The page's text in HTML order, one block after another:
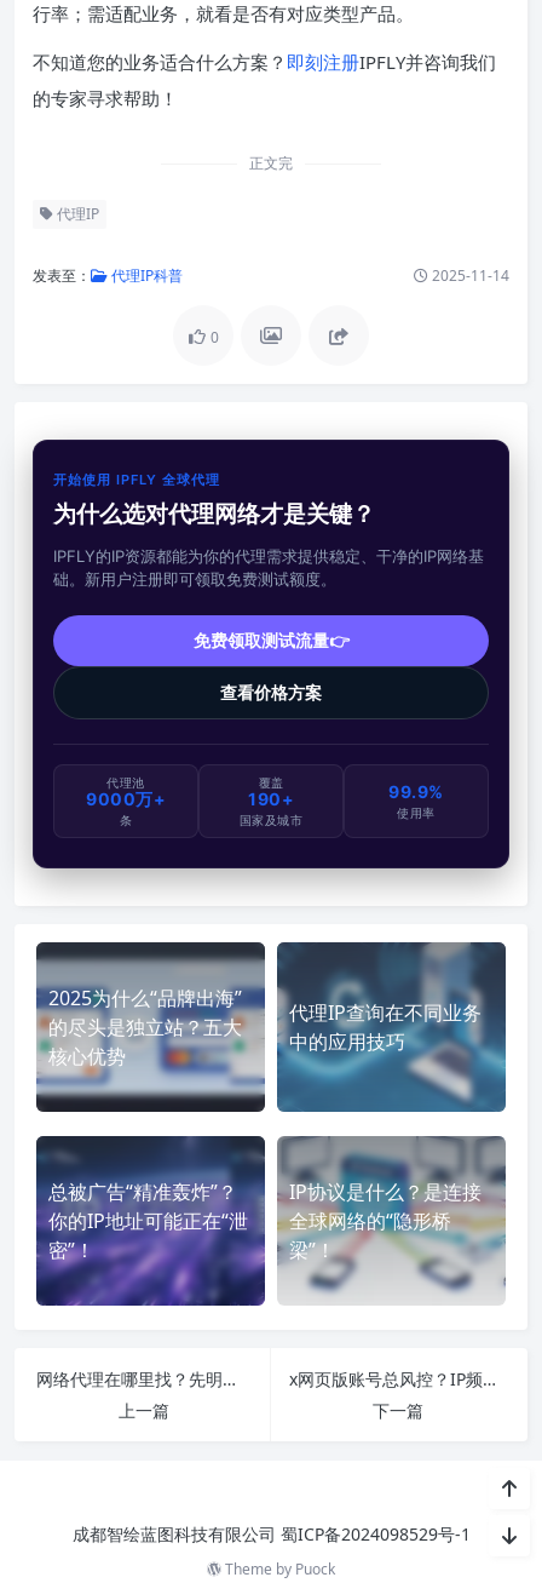
行率；需适配业务，就看是否有对应类型产品。
不知道您的业务适合什么方案？ 即刻注册IPFLY并咨询我们
的专家寻求帮助！
正文完
代理IP
发表至： 代理IP科普 2025-11-14
0
开始使用 IPFLY 全球代理
为什么选对代理网络才是关键？
IPFLY的IP资源都能为你的代理需求提供稳定、干净的IP网络基
础。新用户注册即可领取免费测试额度。
免费领取测试流量👉
查看价格方案
代理池
9000万+
条
覆盖
190+
国家及城市
99.9%
使用率
2025为什么“品牌出海”
的尽头是独立站？五大
核心优势
代理IP查询在不同业务
中的应用技巧
总被广告“精准轰炸”？
你的IP地址可能正在“泄
密”！
IP协议是什么？是连接
全球网络的“隐形桥
梁”！
网络代理在哪里找？先明确需求，再选对渠道
上一篇
x网页版账号总风控？IP频繁变动是隐形风险
下一篇
成都智绘蓝图科技有限公司 蜀ICP备2024098529号-1
Theme by Puock